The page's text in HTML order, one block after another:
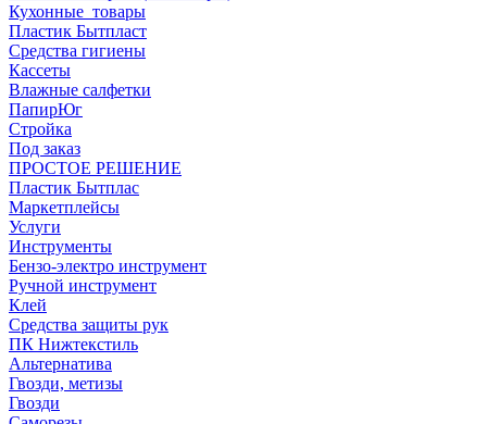
Кухонные_товары
Пластик Бытпласт
Средства гигиены
Кассеты
Влажные салфетки
ПапирЮг
Стройка
Под заказ
ПРОСТОЕ РЕШЕНИЕ
Пластик Бытплас
Маркетплейсы
Услуги
Инструменты
Бензо-электро инструмент
Ручной инструмент
Клей
Средства защиты рук
ПК Нижтекстиль
Альтернатива
Гвозди, метизы
Гвозди